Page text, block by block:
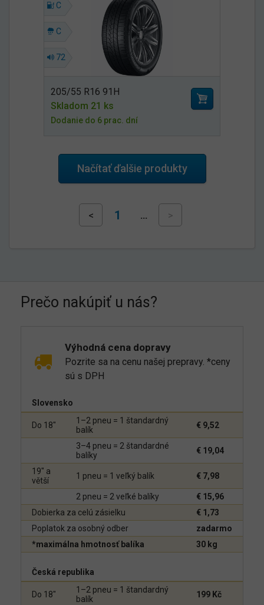
C
C
72
205/55 R16 91H
Skladom 21 ks
Dodanie do 6 prac. dní
Načítať ďalšie produkty
< 1 … >
Prečo nakúpiť u nás?
Výhodná cena dopravy
Pozrite sa na cenu našej prepravy. *ceny
sú s DPH
Slovensko
Do 18"
1–2 pneu = 1 štandardný
balík
€ 9,52
3–4 pneu = 2 štandardné
balíky
€ 19,04
19" a
větší
1 pneu = 1 veľký balík € 7,98
2 pneu = 2 veľké balíky
€ 15,96
Dobierka za celú zásielku
€ 1,73
Poplatok za osobný odber
zadarmo
*maximálna hmotnosť balíka
30 kg
Česká republika
Do 18"
1–2 pneu = 1 štandardný
balík
199 Kč